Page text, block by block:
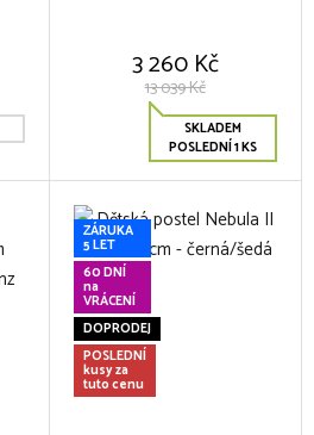
3 260 Kč
13 039 Kč
SKLADEM
POSLEDNÍ 1 KS
ZÁRUKA
5 LET
60 DNÍ
na
VRÁCENÍ
DOPRODEJ
POSLEDNÍ
kusy za
tuto cenu